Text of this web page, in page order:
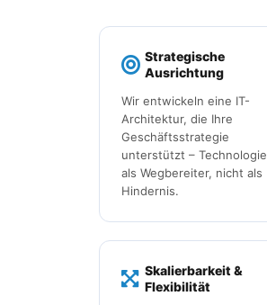
Strategische
Ausrichtung
Wir entwickeln eine IT-
Architektur, die Ihre
Geschäftsstrategie
unterstützt – Technologie
als Wegbereiter, nicht als
Hindernis.
Skalierbarkeit &
Flexibilität